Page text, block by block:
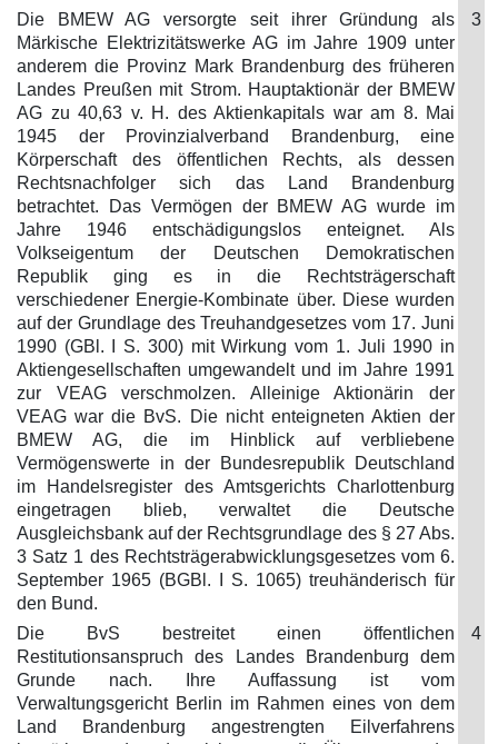
Die BMEW AG versorgte seit ihrer Gründung als
Märkische Elektrizitätswerke AG im Jahre 1909 unter
anderem die Provinz Mark Brandenburg des früheren
Landes Preußen mit Strom. Hauptaktionär der BMEW
AG zu 40,63 v. H. des Aktienkapitals war am 8. Mai
1945 der Provinzialverband Brandenburg, eine
Körperschaft des öffentlichen Rechts, als dessen
Rechtsnachfolger sich das Land Brandenburg
betrachtet. Das Vermögen der BMEW AG wurde im
Jahre 1946 entschädigungslos enteignet. Als
Volkseigentum der Deutschen Demokratischen
Republik ging es in die Rechtsträgerschaft
verschiedener Energie-Kombinate über. Diese wurden
auf der Grundlage des Treuhandgesetzes vom 17. Juni
1990 (GBl. I S. 300) mit Wirkung vom 1. Juli 1990 in
Aktiengesellschaften umgewandelt und im Jahre 1991
zur VEAG verschmolzen. Alleinige Aktionärin der
VEAG war die BvS. Die nicht enteigneten Aktien der
BMEW AG, die im Hinblick auf verbliebene
Vermögenswerte in der Bundesrepublik Deutschland
im Handelsregister des Amtsgerichts Charlottenburg
eingetragen blieb, verwaltet die Deutsche
Ausgleichsbank auf der Rechtsgrundlage des § 27 Abs.
3 Satz 1 des Rechtsträgerabwicklungsgesetzes vom 6.
September 1965 (BGBl. I S. 1065) treuhänderisch für
den Bund.
3
Die BvS bestreitet einen öffentlichen
Restitutionsanspruch des Landes Brandenburg dem
Grunde nach. Ihre Auffassung ist vom
Verwaltungsgericht Berlin im Rahmen eines von dem
Land Brandenburg angestrengten Eilverfahrens
4